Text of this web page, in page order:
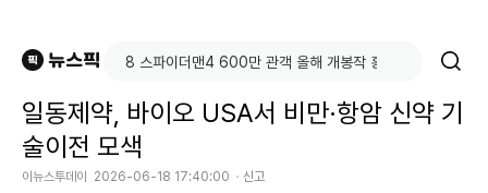
일동제약, 바이오 USA서 비만·항암 신약 기
술이전 모색
이뉴스투데이 2026-06-18 17:40:00 신고